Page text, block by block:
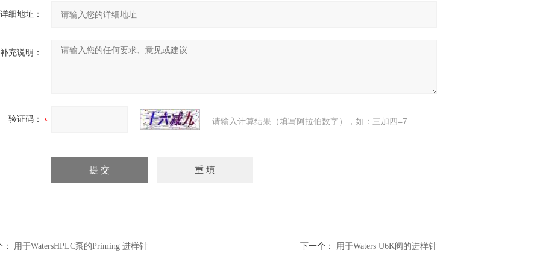
详细地址：
补充说明：
验证码： 请输入计算结果（填写阿拉伯数字），如：三加四=7
用于WatersHPLC泵的Priming 进样针 下一个： 用于Waters U6K阀的进样针